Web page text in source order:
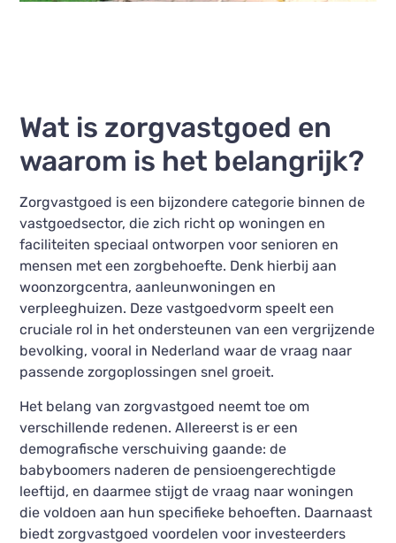
Wat is zorgvastgoed en
waarom is het belangrijk?
Zorgvastgoed is een bijzondere categorie binnen de
vastgoedsector, die zich richt op woningen en
faciliteiten speciaal ontworpen voor senioren en
mensen met een zorgbehoefte. Denk hierbij aan
woonzorgcentra, aanleunwoningen en
verpleeghuizen. Deze vastgoedvorm speelt een
cruciale rol in het ondersteunen van een vergrijzende
bevolking, vooral in Nederland waar de vraag naar
passende zorgoplossingen snel groeit.
Het belang van zorgvastgoed neemt toe om
verschillende redenen. Allereerst is er een
demografische verschuiving gaande: de
babyboomers naderen de pensioengerechtigde
leeftijd, en daarmee stijgt de vraag naar woningen
die voldoen aan hun specifieke behoeften. Daarnaast
biedt zorgvastgoed voordelen voor investeerders